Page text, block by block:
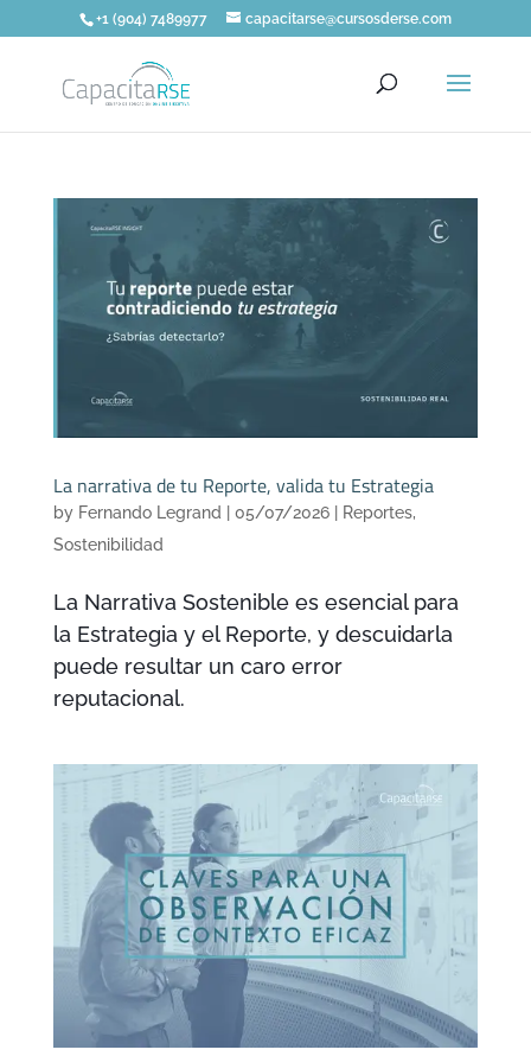
+1 (904) 7489977 capacitarse@cursosderse.com
La narrativa de tu Reporte, valida tu Estrategia
by Fernando Legrand | 05/07/2026| Reportes,
Sostenibilidad
La Narrativa Sostenible es esencial para
la Estrategia y el Reporte, y descuidarla
puede resultar un caro error
reputacional.